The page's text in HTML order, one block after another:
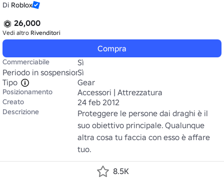
Di Roblox
26,000
Vedi altro Rivenditori
Compra
Commerciabile
Sì
Periodo in sospensione
Sì
Tipo
Gear
Posizionamento Accessori | Attrezzatura
Creato 24 feb 2012
Descrizione
Proteggere le persone dai draghi è il
suo obiettivo principale. Qualunque
altra cosa tu faccia con esso è affare
tuo.
8.5K